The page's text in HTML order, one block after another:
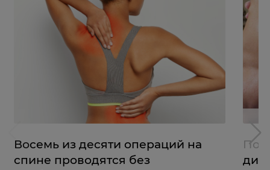
Восемь из десяти операций на
спине проводятся без